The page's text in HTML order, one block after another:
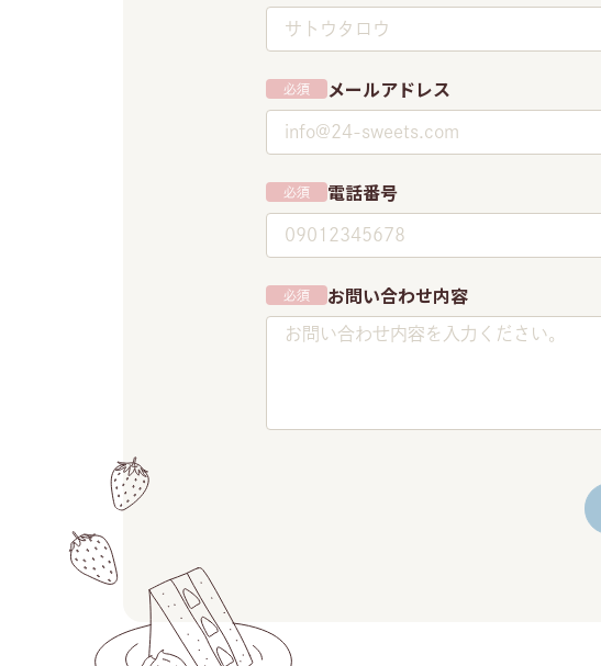
必須 メールアドレス
必須 電話番号
必須 お問い合わせ内容